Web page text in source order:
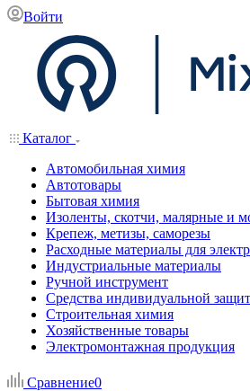
Войти
Каталог
Автомобильная химия
Автотовары
Бытовая химия
Изоленты, скотчи, малярные и
Крепеж, метизы, саморезы
Расходные материалы для
Индустриальные материалы
Ручной инструмент
Средства индивидуальной
Строительная химия
Хозяйственные товары
Электромонтажная продукция
Сравнение0